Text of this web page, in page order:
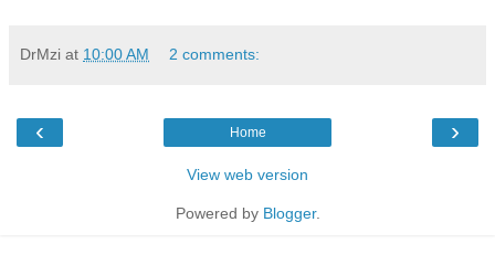
DrMzi at 10:00 AM 2 comments:
‹ ›
Home
View web version
Powered by Blogger.